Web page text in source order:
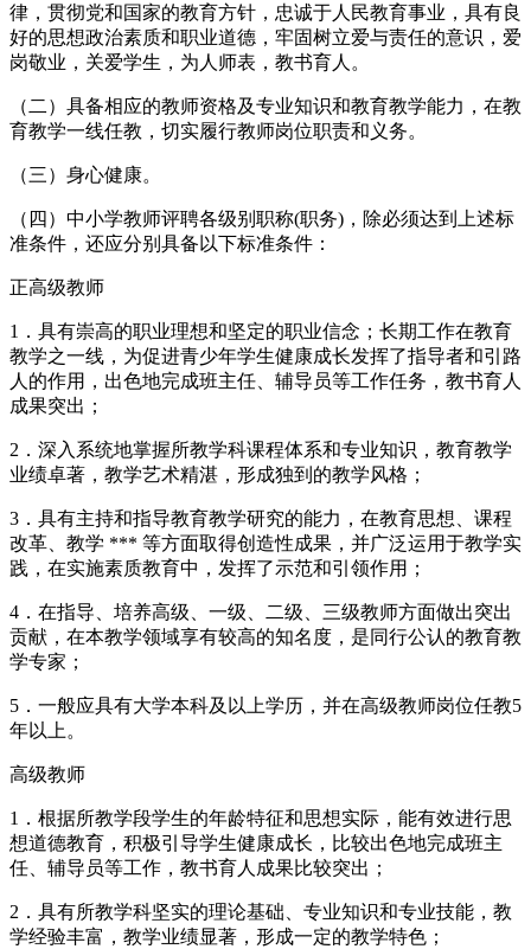
律，贯彻党和国家的教育方针，忠诚于人民教育事业，具有良
好的思想政治素质和职业道德，牢固树立爱与责任的意识，爱
岗敬业，关爱学生，为人师表，教书育人。
（二）具备相应的教师资格及专业知识和教育教学能力，在教
育教学一线任教，切实履行教师岗位职责和义务。
（三）身心健康。
（四）中小学教师评聘各级别职称(职务)，除必须达到上述标
准条件，还应分别具备以下标准条件：
正高级教师
1．具有崇高的职业理想和坚定的职业信念；长期工作在教育
教学之一线，为促进青少年学生健康成长发挥了指导者和引路
人的作用，出色地完成班主任、辅导员等工作任务，教书育人
成果突出；
2．深入系统地掌握所教学科课程体系和专业知识，教育教学
业绩卓著，教学艺术精湛，形成独到的教学风格；
3．具有主持和指导教育教学研究的能力，在教育思想、课程
改革、教学 *** 等方面取得创造性成果，并广泛运用于教学实
践，在实施素质教育中，发挥了示范和引领作用；
4．在指导、培养高级、一级、二级、三级教师方面做出突出
贡献，在本教学领域享有较高的知名度，是同行公认的教育教
学专家；
5．一般应具有大学本科及以上学历，并在高级教师岗位任教5
年以上。
高级教师
1．根据所教学段学生的年龄特征和思想实际，能有效进行思
想道德教育，积极引导学生健康成长，比较出色地完成班主
任、辅导员等工作，教书育人成果比较突出；
2．具有所教学科坚实的理论基础、专业知识和专业技能，教
学经验丰富，教学业绩显著，形成一定的教学特色；